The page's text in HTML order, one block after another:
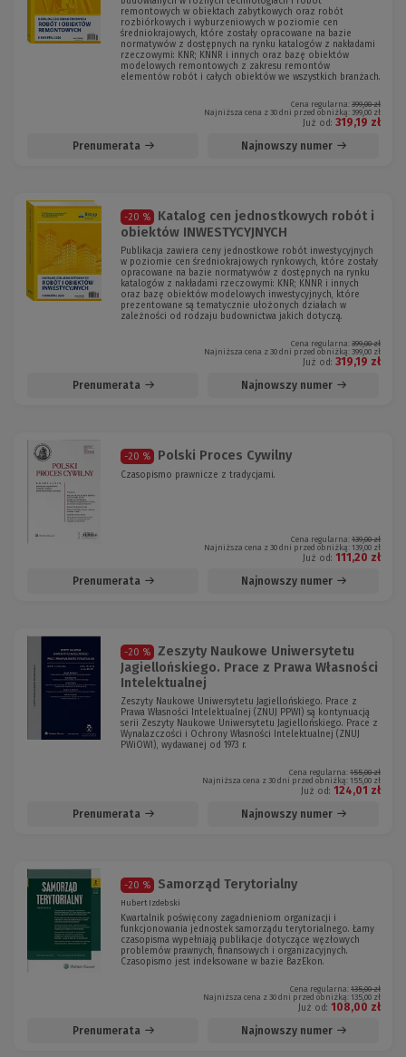
remontowych w obiektach zabytkowych oraz robót
rozbiórkowych i wyburzeniowych w poziomie cen
średniokrajowych, które zostały opracowane na bazie
normatywów z dostępnych na rynku katalogów z nakładami
rzeczowymi: KNR; KNNR i innych oraz bazę obiektów
modelowych remontowych z zakresu remontów
elementów robót i całych obiektów we wszystkich branżach.
Cena regularna: 399,00 zł
Najniższa cena z 30 dni przed obniżką: 399,00 zł
Już od: 319,19 zł
Prenumerata
Najnowszy numer
-20 %
Katalog cen jednostkowych robót i
obiektów INWESTYCYJNYCH
Publikacja zawiera ceny jednostkowe robót inwestycyjnych
w poziomie cen średniokrajowych rynkowych, które zostały
opracowane na bazie normatywów z dostępnych na rynku
katalogów z nakładami rzeczowymi: KNR; KNNR i innych
oraz bazę obiektów modelowych inwestycyjnych, które
prezentowane są tematycznie ułożonych działach w
zależności od rodzaju budownictwa jakich dotyczą.
Cena regularna: 399,00 zł
Najniższa cena z 30 dni przed obniżką: 399,00 zł
Już od: 319,19 zł
Prenumerata
Najnowszy numer
-20 % Polski Proces Cywilny
Czasopismo prawnicze z tradycjami.
Cena regularna: 139,00 zł
Najniższa cena z 30 dni przed obniżką: 139,00 zł
Już od: 111,20 zł
Prenumerata
Najnowszy numer
-20 %
Zeszyty Naukowe Uniwersytetu
Jagiellońskiego. Prace z Prawa Własności
Intelektualnej
Zeszyty Naukowe Uniwersytetu Jagiellońskiego. Prace z
Prawa Własności Intelektualnej (ZNUJ PPWI) są kontynuacją
serii Zeszyty Naukowe Uniwersytetu Jagiellońskiego. Prace z
Wynalazczości i Ochrony Własności Intelektualnej (ZNUJ
PWiOWI), wydawanej od 1973 r.
Cena regularna: 155,00 zł
Najniższa cena z 30 dni przed obniżką: 155,00 zł
Już od: 124,01 zł
Prenumerata
Najnowszy numer
-20 % Samorząd Terytorialny
Hubert Izdebski
Kwartalnik poświęcony zagadnieniom organizacji i
funkcjonowania jednostek samorządu terytorialnego. Łamy
czasopisma wypełniają publikacje dotyczące węzłowych
problemów prawnych, finansowych i organizacyjnych.
Czasopismo jest indeksowane w bazie BazEkon.
Cena regularna: 135,00 zł
Najniższa cena z 30 dni przed obniżką: 135,00 zł
Już od: 108,00 zł
Prenumerata
Najnowszy numer